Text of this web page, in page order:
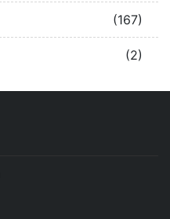
(167)
(2)